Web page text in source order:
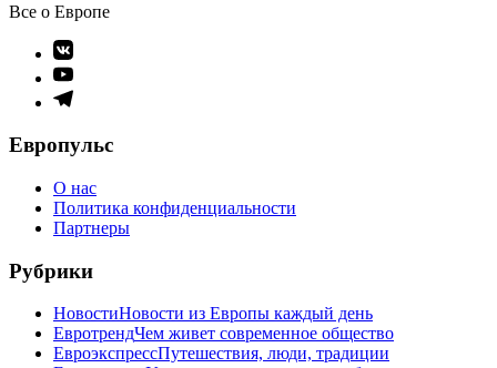
Все о Европе
Элемент
меню
Элемент
меню
Элемент
Европульс
О нас
Политика конфиденциальности
Партнеры
Рубрики
НовостиНовости из Европы каждый день
ЕвротрендЧем живет современное общество
ЕвроэкспрессПутешествия, люди, традиции